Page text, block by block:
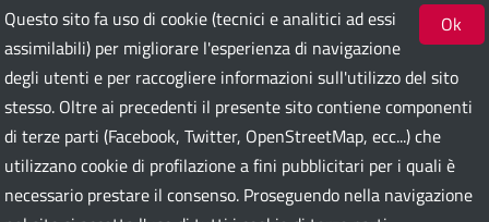
Ok
Questo sito fa uso di cookie (tecnici e analitici ad essi
assimilabili) per migliorare l'esperienza di navigazione
degli utenti e per raccogliere informazioni sull'utilizzo del sito
stesso. Oltre ai precedenti il presente sito contiene componenti
di terze parti (Facebook, Twitter, OpenStreetMap, ecc...) che
utilizzano cookie di profilazione a fini pubblicitari per i quali è
necessario prestare il consenso. Proseguendo nella navigazione
Bari Guest Card
ITA ENG DEU SPA FRA RUS